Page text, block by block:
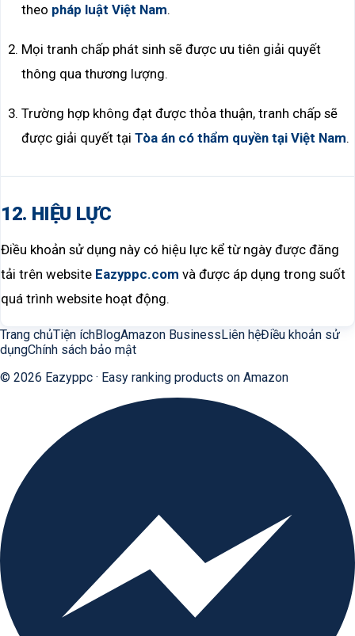
theo pháp luật Việt Nam.
Mọi tranh chấp phát sinh sẽ được ưu tiên giải quyết
thông qua thương lượng.
Trường hợp không đạt được thỏa thuận, tranh chấp sẽ
được giải quyết tại Tòa án có thẩm quyền tại Việt Nam.
12. HIỆU LỰC
Điều khoản sử dụng này có hiệu lực kể từ ngày được đăng
tải trên website Eazyppc.com và được áp dụng trong suốt
quá trình website hoạt động.
Trang chủTiện íchBlogAmazon BusinessLiên hệĐiều khoản sử
dụngChính sách bảo mật
© 2026 Eazyppc · Easy ranking products on Amazon